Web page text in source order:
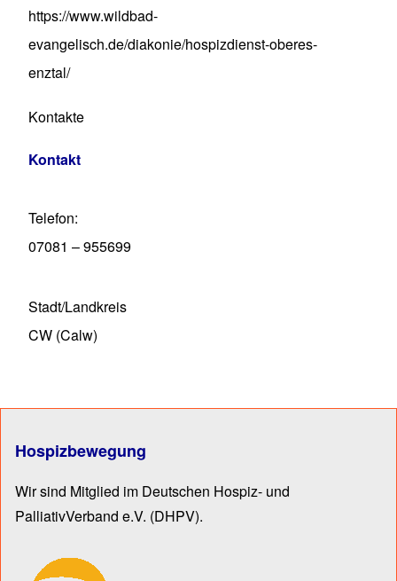
https://www.wildbad-
evangelisch.de/diakonie/hospizdienst-oberes-
enztal/
Kontakte
Kontakt
Telefon
07081 – 955699
Stadt/Landkreis
CW (Calw)
Hospizbewegung
Wir sind Mitglied im Deutschen Hospiz- und
PalliativVerband e.V. (DHPV).